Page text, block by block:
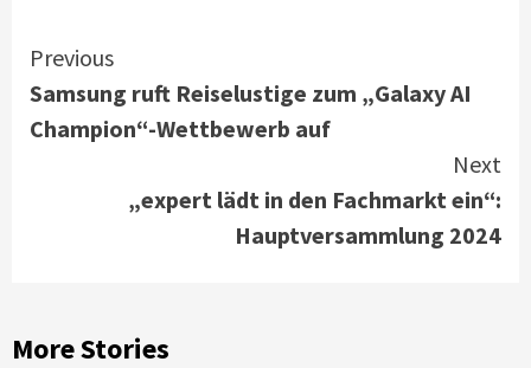
Continue
Reading
Previous
Samsung ruft Reiselustige zum „Galaxy AI
Champion“-Wettbewerb auf
Next
„expert lädt in den Fachmarkt ein“:
Hauptversammlung 2024
More Stories